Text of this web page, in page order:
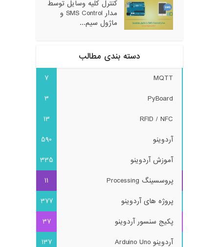
کنترل کلیه وسایل توسط
مدار SMS Control و
ماژول سیم...
دسته بندی مطالب
MQTT
7
PyBoard
3
RFID / NFC
13
آردوینو
590
آموزش آردوینو
335
پروسسینگ Processing
11
پروژه های آردوینو
377
پکیج سنسور آردوینو
37
آردوینو Arduino Uno
137